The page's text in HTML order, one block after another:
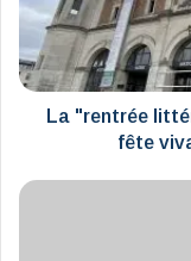
Huet
devient
une
fête
vivante
Halle
La "rentrée
fête
Le